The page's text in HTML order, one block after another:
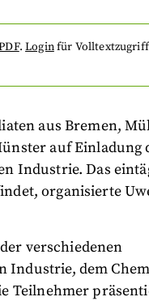
. Loginfür
aus Bremen,
auf Einladung
Industrie. Das
organisierte
verschiedenen
Industrie, dem
Teilnehmer